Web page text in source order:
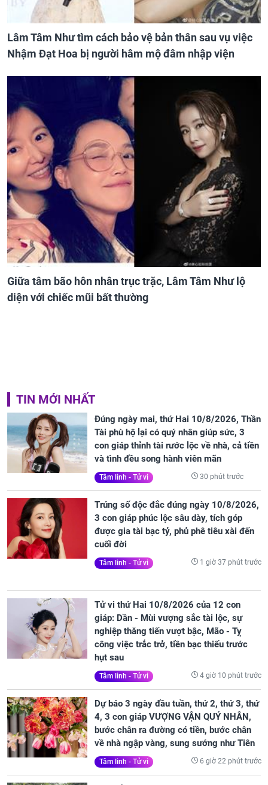
Lâm Tâm Như tìm cách bảo vệ bản thân sau vụ việc
Nhậm Đạt Hoa bị người hâm mộ đâm nhập viện
Giữa tâm bão hôn nhân trục trặc, Lâm Tâm Như lộ
diện với chiếc mũi bất thường
TIN MỚI NHẤT
Đúng ngày mai, thứ Hai 10/8/2026, Thần
Tài phù hộ lại có quý nhân giúp sức, 3
con giáp thỉnh tài rước lộc về nhà, cả tiền
và tình đều song hành viên mãn
Tâm linh - Tử vi 30 phút trước
Trúng số độc đắc đúng ngày 10/8/2026,
3 con giáp phúc lộc sâu dày, tích góp
được gia tài bạc tỷ, phủ phê tiêu xài đến
cuối đời
Tâm linh - Tử vi 1 giờ 37 phút trước
Tử vi thứ Hai 10/8/2026 của 12 con
giáp: Dần - Mùi vượng sắc tài lộc, sự
nghiệp thăng tiến vượt bậc, Mão - Tỵ
công việc trắc trở, tiền bạc thiếu trước
hụt sau
Tâm linh - Tử vi 4 giờ 10 phút trước
Dự báo 3 ngày đầu tuần, thứ 2, thứ 3, thứ
4, 3 con giáp VƯỢNG VẬN QUÝ NHÂN,
bước chân ra đường có tiền, bước chân
về nhà ngập vàng, sung sướng như Tiên
Tâm linh - Tử vi 6 giờ 22 phút trước